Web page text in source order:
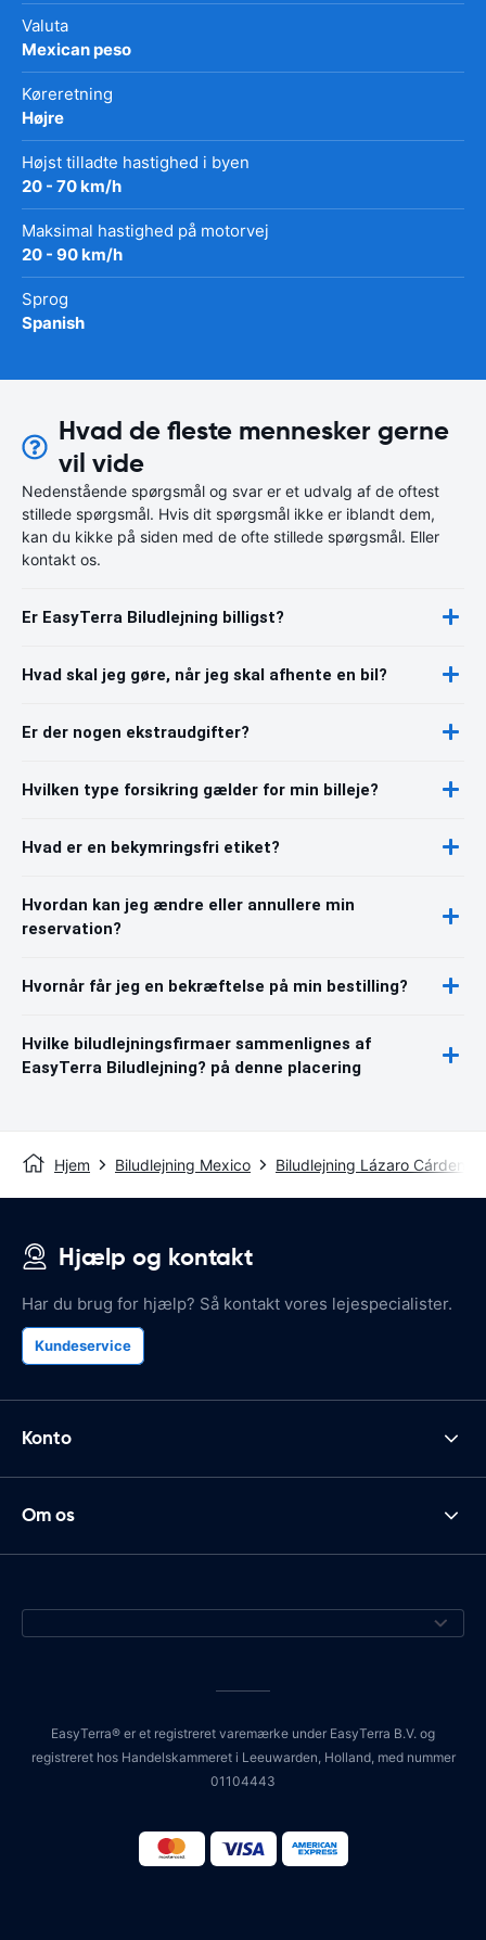
Valuta
Mexican peso
Køreretning
Højre
Højst tilladte hastighed i byen
20 - 70 km/h
Maksimal hastighed på motorvej
20 - 90 km/h
Sprog
Spanish
Hvad de fleste mennesker gerne
vil vide
Nedenstående spørgsmål og svar er et udvalg af de oftest
stillede spørgsmål. Hvis dit spørgsmål ikke er iblandt dem,
kan du kikke på siden med de ofte stillede spørgsmål. Eller
kontakt os.
Er EasyTerra Biludlejning billigst?
Hvad skal jeg gøre, når jeg skal afhente en bil?
Er der nogen ekstraudgifter?
Hvilken type forsikring gælder for min billeje?
Hvad er en bekymringsfri etiket?
Hvordan kan jeg ændre eller annullere min
reservation?
Hvornår får jeg en bekræftelse på min bestilling?
Hvilke biludlejningsfirmaer sammenlignes af
EasyTerra Biludlejning? på denne placering
Hjem Biludlejning Mexico Biludlejning Lázaro Cárdenas
Hjælp og kontakt
Har du brug for hjælp? Så kontakt vores lejespecialister.
Kundeservice
Konto
Om os
EasyTerra® er et registreret varemærke under EasyTerra B.V. og
registreret hos Handelskammeret i Leeuwarden, Holland, med nummer
01104443